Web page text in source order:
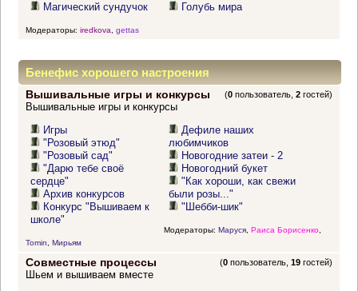
Магический сундучок Голубь мира
Модераторы: iredkova gettas
Бенефис хорошего настроения
Вышивальные игры и конкурсы (0 пользователь,2 гостей)
Вышивальные игры и конкурсы
Игры
"Розовый этюд"
"Розовый сад"
"Дарю тебе своё
сердце"
Архив конкурсов
Конкурс "Вышиваем к
школе"
Дефиле наших
любимчиков
Новогодние затеи - 2
Новогодний букет
"Как хороши, как свежи
были розы..."
"Шебби-шик"
Модераторы: Маруся, Раиса Борисенко,
Tomin
Мирьям
Совместные процессы (0 пользователь,19 гостей)
Шьем и вышиваем вместе